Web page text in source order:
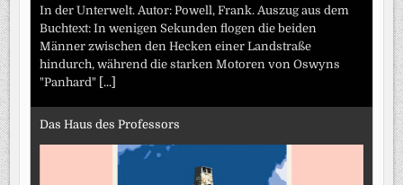
In der Unterwelt. Autor: Powell, Frank. Auszug aus dem
Buchtext: In wenigen Sekunden flogen die beiden
Männer zwischen den Hecken einer Landstraße
hindurch, während die starken Motoren von Oswyns
"Panhard" [...]
Das Haus des Professors